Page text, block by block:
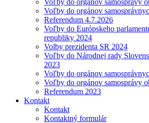
Voľby do orgánov samosprávy
Voľby do orgánov
Referendum 4.7.2026
Voľby do Európskeho
republiky 2024
Volby prezidenta SR 2024
Voľby do Národnej rady
2023
Voľby do orgánov
Voľby do orgánov samosprávy
Referendum 2023
Kontakt
Kontakt
Kontaktný formulár